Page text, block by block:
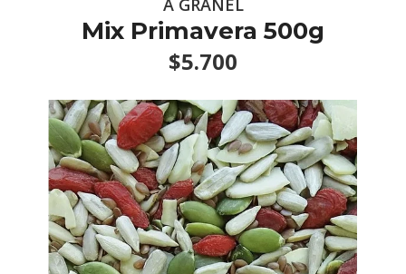
A GRANEL
Mix Primavera 500g
$5.700